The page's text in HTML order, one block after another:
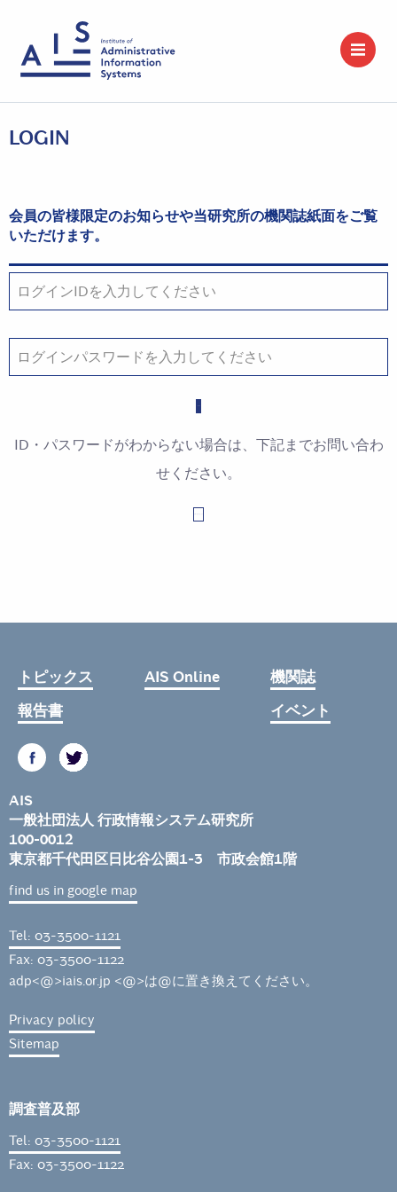
LOGIN
会員の皆様限定のお知らせや当研究所の機関誌紙面をご覧
いただけます。
ID・パスワードがわからない場合は、下記までお問い合わ
せください。
トピックス AIS Online
機関誌
報告書
イベント
AIS
一般社団法人 行政情報システム研究所
100-0012
東京都千代田区日比谷公園1-3 市政会館1階
find us in google map
Tel: 03-3500-1121
Fax: 03-3500-1122
adp<@>iais.or.jp <@>は@に置き換えてください。
Privacy policy
Sitemap
調査普及部
Tel: 03-3500-1121
Fax: 03-3500-1122